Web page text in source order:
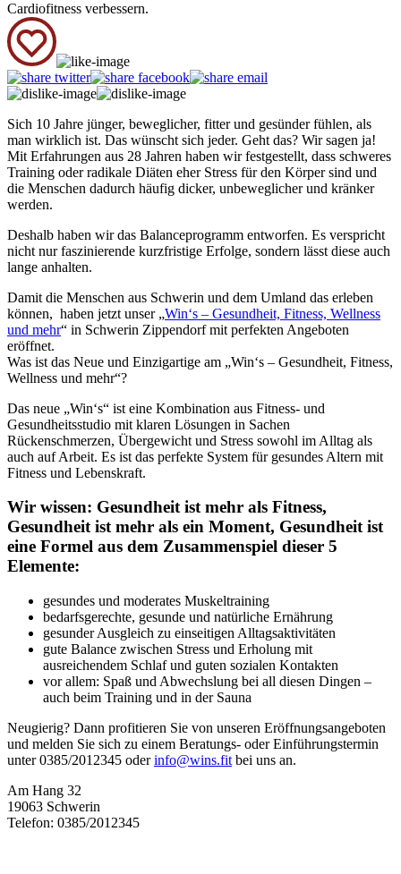
Cardiofitness verbessern.
Sich 10 Jahre jünger, beweglicher, fitter und gesünder fühlen, als
man wirklich ist. Das wünscht sich jeder. Geht das? Wir sagen ja!
Mit Erfahrungen aus 28 Jahren haben wir festgestellt, dass schweres
Training oder radikale Diäten eher Stress für den Körper sind und
die Menschen dadurch häufig dicker, unbeweglicher und kränker
werden.
Deshalb haben wir das Balanceprogramm entworfen. Es verspricht
nicht nur faszinierende kurzfristige Erfolge, sondern lässt diese auch
lange anhalten.
Damit die Menschen aus Schwerin und dem Umland das erleben
können, haben jetzt unser „Win‘s – Gesundheit, Fitness, Wellness
und mehr“ in Schwerin Zippendorf mit perfekten Angeboten
eröffnet.
Was ist das Neue und Einzigartige am „Win‘s – Gesundheit, Fitness,
Wellness und mehr“?
Das neue „Win‘s“ ist eine Kombination aus Fitness- und
Gesundheitsstudio mit klaren Lösungen in Sachen
Rückenschmerzen, Übergewicht und Stress sowohl im Alltag als
auch auf Arbeit. Es ist das perfekte System für gesundes Altern mit
Fitness und Lebenskraft.
Wir wissen: Gesundheit ist mehr als Fitness,
Gesundheit ist mehr als ein Moment, Gesundheit ist
eine Formel aus dem Zusammenspiel dieser 5
Elemente:
gesundes und moderates Muskeltraining
bedarfsgerechte, gesunde und natürliche Ernährung
gesunder Ausgleich zu einseitigen Alltagsaktivitäten
gute Balance zwischen Stress und Erholung mit
ausreichendem Schlaf und guten sozialen Kontakten
vor allem: Spaß und Abwechslung bei all diesen Dingen –
auch beim Training und in der Sauna
Neugierig? Dann profitieren Sie von unseren Eröffnungsangeboten
und melden Sie sich zu einem Beratungs- oder Einführungstermin
unter 0385/2012345 oderinfo@wins.fit bei uns an.
Am Hang 32
19063 Schwerin
Telefon: 0385/2012345